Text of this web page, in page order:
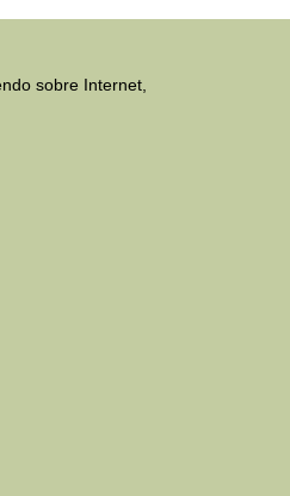
sobre Internet,